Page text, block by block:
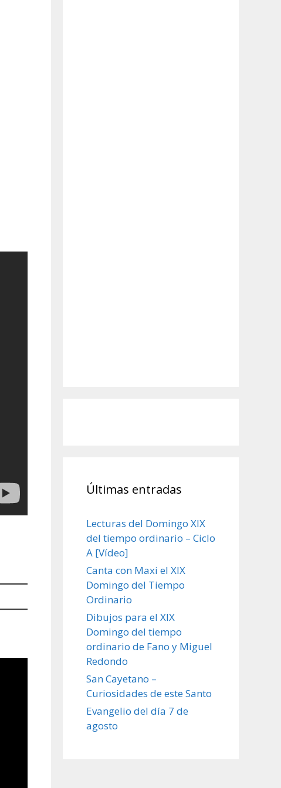
Últimas entradas
Lecturas del Domingo XIX
del tiempo ordinario – Ciclo
A [Vídeo]
Canta con Maxi el XIX
Domingo del Tiempo
Ordinario
Dibujos para el XIX
Domingo del tiempo
ordinario de Fano y Miguel
Redondo
San Cayetano –
Curiosidades de este Santo
Evangelio del día 7 de
agosto